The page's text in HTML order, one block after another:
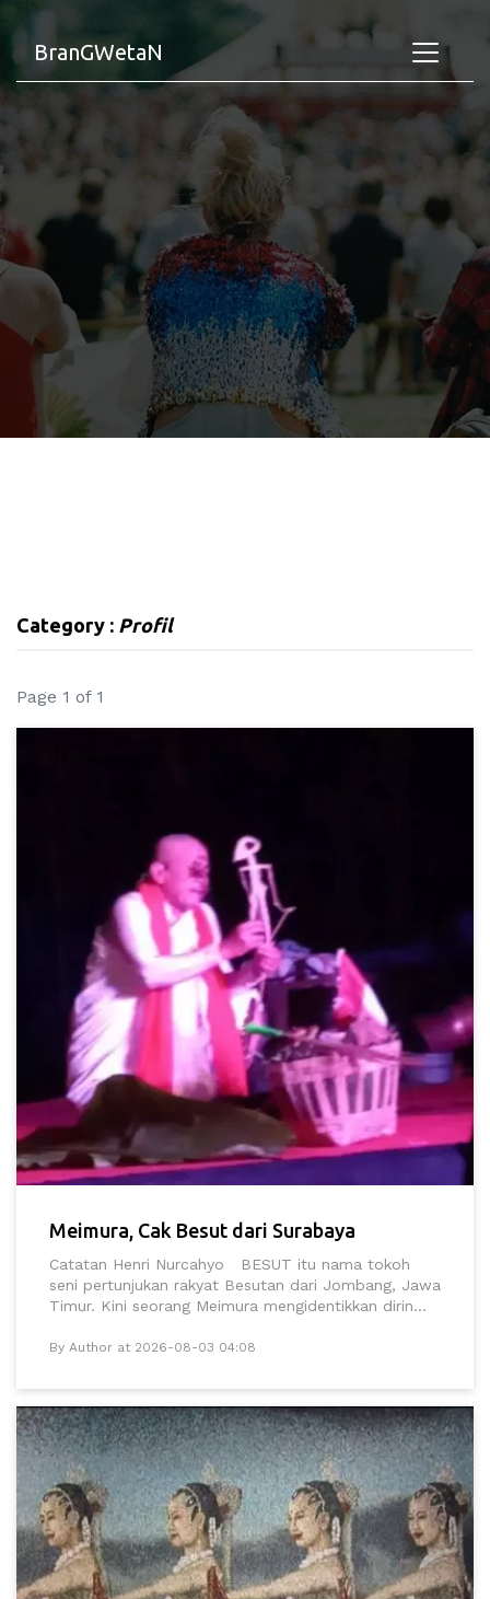
BranGWetaN
Category : Profil
Page 1 of 1
Meimura, Cak Besut dari Surabaya
Catatan Henri Nurcahyo BESUT itu nama tokoh
seni pertunjukan rakyat Besutan dari Jombang, Jawa
Timur. Kini seorang Meimura mengidentikkan dirin...
By Author at 2026-08-03 04:08